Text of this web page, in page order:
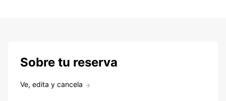
Sobre tu reserva
Ve, edita y cancela